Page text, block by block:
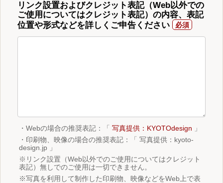
リンク設置およびクレジット表記（Web以外での
ご使用についてはクレジット表記）の内容、表記
位置や形式などを詳しくご申告ください
・Webの場合の推奨表記：「 写真提供：KYOTOdesign 」
・印刷物、映像の場合の推奨表記：「 写真提供：kyoto-
design.jp 」
※リンク設置（Web以外でのご使用についてはクレジット
表記）無しでのご使用は一切できません。
※写真を利用して制作した印刷物、映像などをWeb上で表